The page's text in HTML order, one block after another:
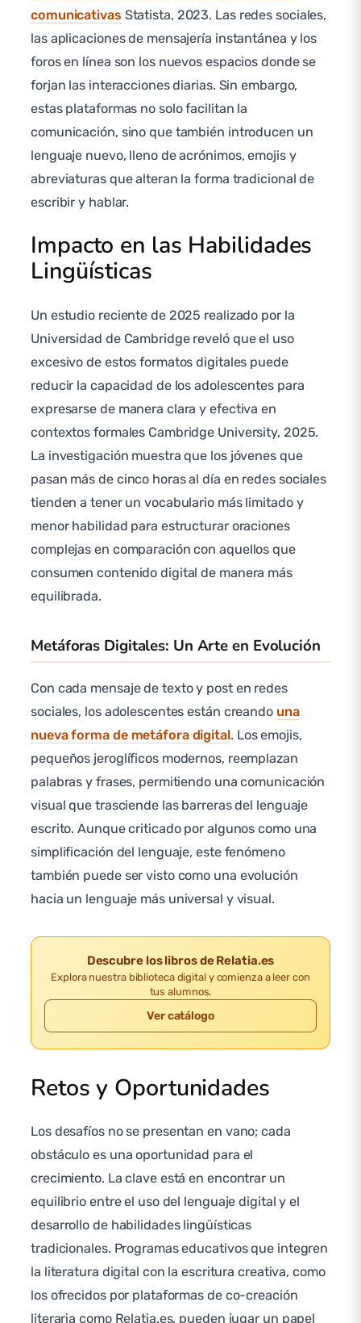
comunicativas Statista, 2023. Las redes sociales,
las aplicaciones de mensajería instantánea y los
foros en línea son los nuevos espacios donde se
forjan las interacciones diarias. Sin embargo,
estas plataformas no solo facilitan la
comunicación, sino que también introducen un
lenguaje nuevo, lleno de acrónimos, emojis y
abreviaturas que alteran la forma tradicional de
escribir y hablar.
Impacto en las Habilidades
Lingüísticas
Un estudio reciente de 2025 realizado por la
Universidad de Cambridge reveló que el uso
excesivo de estos formatos digitales puede
reducir la capacidad de los adolescentes para
expresarse de manera clara y efectiva en
contextos formales Cambridge University, 2025.
La investigación muestra que los jóvenes que
pasan más de cinco horas al día en redes sociales
tienden a tener un vocabulario más limitado y
menor habilidad para estructurar oraciones
complejas en comparación con aquellos que
consumen contenido digital de manera más
equilibrada.
Metáforas Digitales: Un Arte en Evolución
Con cada mensaje de texto y post en redes
sociales, los adolescentes están creando una
nueva forma de metáfora digital. Los emojis,
pequeños jeroglíficos modernos, reemplazan
palabras y frases, permitiendo una comunicación
visual que trasciende las barreras del lenguaje
escrito. Aunque criticado por algunos como una
simplificación del lenguaje, este fenómeno
también puede ser visto como una evolución
hacia un lenguaje más universal y visual.
Descubre los libros de Relatia.es
Explora nuestra biblioteca digital y comienza a leer con
tus alumnos.
Ver catálogo
Retos y Oportunidades
Los desafíos no se presentan en vano; cada
obstáculo es una oportunidad para el
crecimiento. La clave está en encontrar un
equilibrio entre el uso del lenguaje digital y el
desarrollo de habilidades lingüísticas
tradicionales. Programas educativos que integren
la literatura digital con la escritura creativa, como
los ofrecidos por plataformas de co-creación
literaria como Relatia.es, pueden jugar un papel